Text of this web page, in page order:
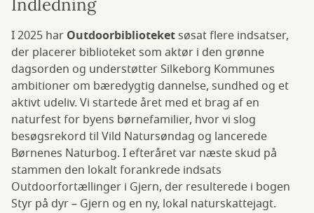
Indledning
I 2025 har Outdoorbiblioteketsøsat flere indsatser,
der placerer biblioteket som aktør i den grønne
dagsorden og understøtter Silkeborg Kommunes
ambitioner om bæredygtig dannelse, sundhed og et
aktivt udeliv. Vi startede året med et brag af en
naturfest for byens børnefamilier, hvor vi slog
besøgsrekord til Vild Natursøndag og lancerede
Børnenes Naturbog. I efteråret var næste skud på
stammen den lokalt forankrede indsats
Outdoorfortællinger i Gjern, der resulterede i bogen
Styr på dyr – Gjern og en ny, lokal naturskattejagt.